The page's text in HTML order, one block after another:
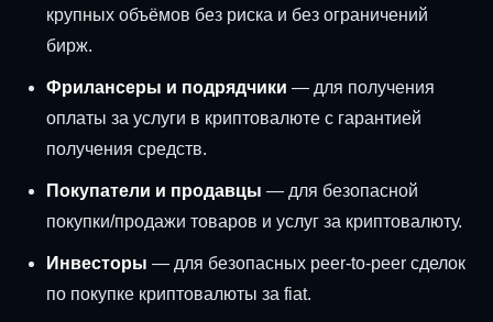
крупных объёмов без риска и без ограничений
бирж.
Фрилансеры и подрядчики — для получения
оплаты за услуги в криптовалюте с гарантией
получения средств.
Покупатели и продавцы — для безопасной
покупки/продажи товаров и услуг за криптовалюту.
Инвесторы — для безопасных peer-to-peer сделок
по покупке криптовалюты за fiat.